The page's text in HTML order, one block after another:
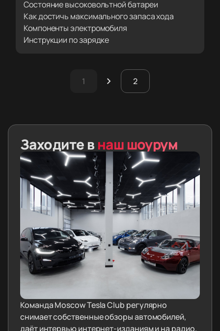
Состояние высоковольтной батареи
Как достичь максимального запаса хода
Компоненты электромобиля
Инструкции по зарядке
1 2
Заходите в наш шоурум
Команда Moscow Tesla Club регулярно
снимает собственные обзоры автомобилей,
даёт интервью интернет-изданиям и на радио.